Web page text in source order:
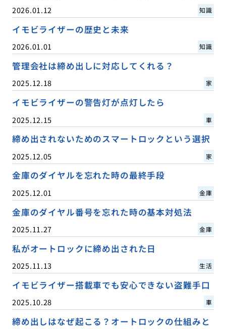
2026.01.12 知識
イモビライザーの歴史と未来
2026.01.01 知識
管理会社は締め出しに対応してくれる？
2025.12.18 家
イモビライザーの警告灯が点灯したら
2025.12.15 車
締め出されないためのスマートロックという選択
2025.12.05 家
金庫のダイヤルを忘れた時の最終手段
2025.12.01 金庫
金庫のダイヤル番号を忘れた時の基本対処法
2025.11.27 金庫
私がオートロックに締め出された日
2025.11.13 生活
イモビライザー搭載車でも安心できない盗難手口
2025.10.28 車
締め出しはなぜ起こる？オートロックの仕組みと